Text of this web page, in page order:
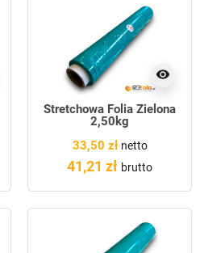
visibility
Stretchowa Folia Zielona
2,50kg
33,50 złnetto
41,21 zł brutto